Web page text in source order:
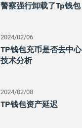
警察强行卸载了tp钱
2024/02/06
TP钱包充币是否去中
技术分析
2024/02/08
TP钱包资产延迟